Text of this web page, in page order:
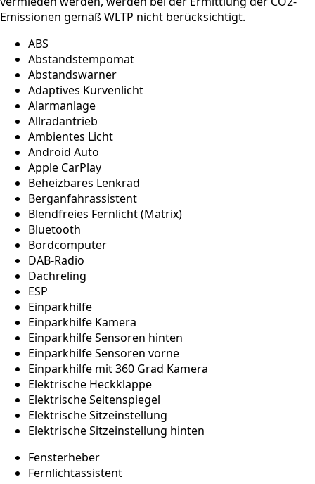
Emissionen gemäß WLTP nicht berücksichtigt.
ABS
Abstandstempomat
Abstandswarner
Adaptives Kurvenlicht
Alarmanlage
Allradantrieb
Ambientes Licht
Android Auto
Apple CarPlay
Beheizbares Lenkrad
Berganfahrassistent
Blendfreies Fernlicht (Matrix)
Bluetooth
Bordcomputer
DAB-Radio
Dachreling
ESP
Einparkhilfe
Einparkhilfe Kamera
Einparkhilfe Sensoren hinten
Einparkhilfe Sensoren vorne
Einparkhilfe mit 360 Grad Kamera
Elektrische Heckklappe
Elektrische Seitenspiegel
Elektrische Sitzeinstellung
Elektrische Sitzeinstellung hinten
Fensterheber
Fernlichtassistent